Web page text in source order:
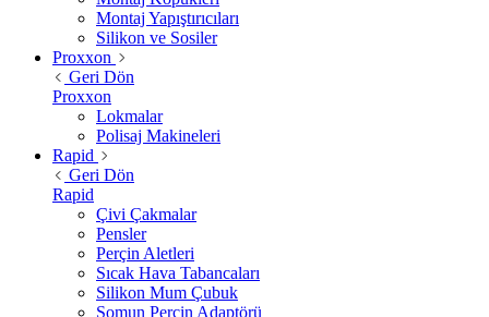
Montaj Yapıştırıcıları
Silikon ve Sosiler
Proxxon
Geri Dön
Proxxon
Lokmalar
Polisaj Makineleri
Rapid
Geri Dön
Rapid
Çivi Çakmalar
Pensler
Perçin Aletleri
Sıcak Hava Tabancaları
Silikon Mum Çubuk
Somun Perçin Adaptörü